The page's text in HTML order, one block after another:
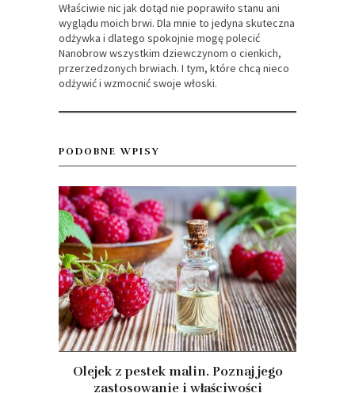
Właściwie nic jak dotąd nie poprawiło stanu ani
wyglądu moich brwi. Dla mnie to jedyna skuteczna
odżywka i dlatego spokojnie mogę polecić
Nanobrow wszystkim dziewczynom o cienkich,
przerzedzonych brwiach. I tym, które chcą nieco
odżywić i wzmocnić swoje włoski.
PODOBNE WPISY
Olejek z pestek malin. Poznaj jego
zastosowanie i właściwości